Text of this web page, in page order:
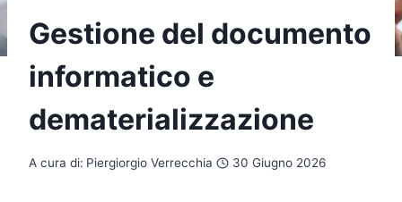
Gestione del documento
informatico e
dematerializzazione
A cura di: Piergiorgio Verrecchia 30 Giugno 2026